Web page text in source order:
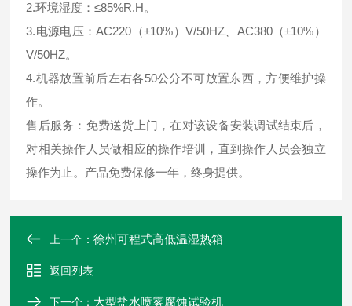
2.环境湿度：≤85%R.H。
3.电源电压：AC220（±10%）V/50HZ、AC380（±10%）
V/50HZ。
4.机器放置前后左右各50公分不可放置东西，方便维护操
作。
售后服务：免费送货上门，在对该设备安装调试结束后，
对相关操作人员做相应的操作培训，直到操作人员会独立
操作为止。产品免费保修一年，终身提供。
上一个：徐州可程式高低温湿热箱
返回列表
下一个： 大型盐水喷雾腐蚀试验机